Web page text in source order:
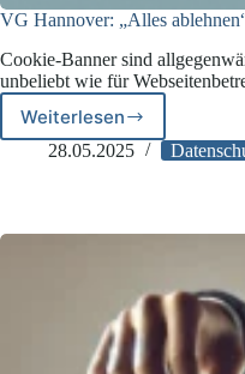
VG Hannover: „Alles
Cookie-Banner sind
unbeliebt wie für
Weiterlesen
VG
Hannover:
für
28.05.2025